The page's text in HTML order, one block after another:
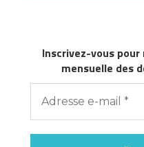
Inscrivez-vous
mensuelle des